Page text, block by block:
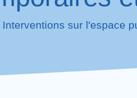
Interventions sur l'espace